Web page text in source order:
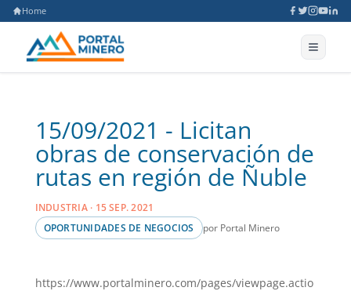
Home
15/09/2021 - Licitan
obras de conservación de
rutas en región de Ñuble
INDUSTRIA · 15 SEP. 2021
OPORTUNIDADES DE NEGOCIOS
por Portal Minero
https://www.portalminero.com/pages/viewpage.actio